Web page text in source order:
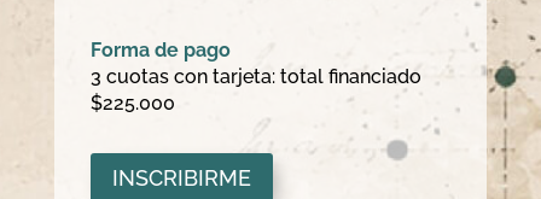
Forma de pago
3 cuotas con tarjeta: total financiado
$225.000
INSCRIBIRME